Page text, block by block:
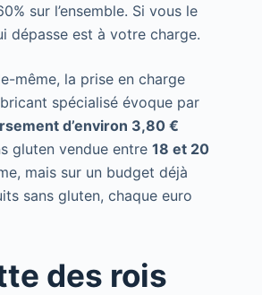
sur l’ensemble. Si vous le
dépasse est à votre charge.
même, la prise en charge
spécialisé évoque par
d’environ 3,80 €
gluten vendue entre 18 et 20
mais sur un budget déjà
sans gluten, chaque euro
des rois